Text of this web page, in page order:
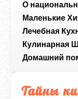
О
Маленькие
Лечебная
Кулинарная
Домашний
Тайны